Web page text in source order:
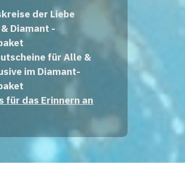
der Liebe
Diamant -
für Alle &
im Diamant-
für das Erinnern an